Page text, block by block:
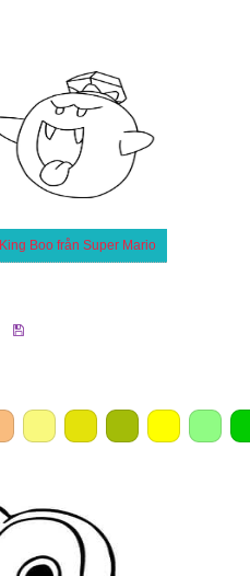
King Boo från Super Mario